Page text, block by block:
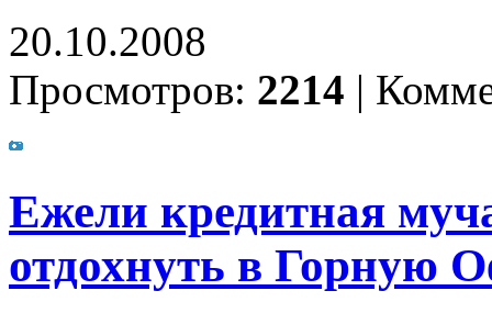
20.10.2008
Просмотров: 2214 |
Ежели кредитная
отдохнуть в Горную